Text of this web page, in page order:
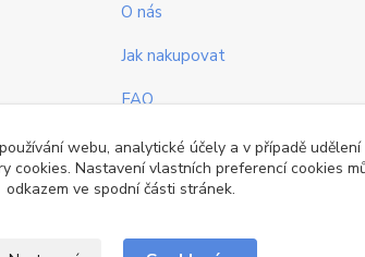
O nás
Jak nakupovat
FAQ
Obchodní podmínky
Kontakty
webu, analytické účely a v případě
cookies. Nastavení vlastních preferencí cookies
odkazem ve spodní části stránek.